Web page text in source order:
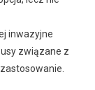
inwazyjne
związane z